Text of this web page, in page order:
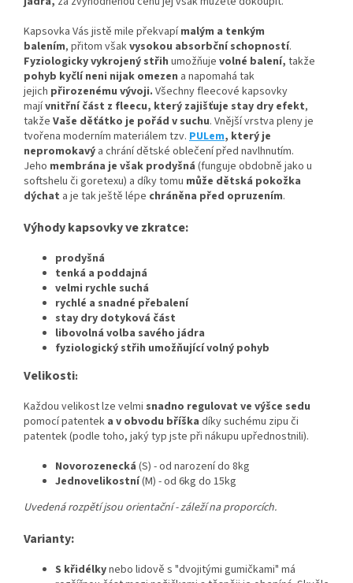
Kapsovka Vás jistě mile překvapímalým a tenkým
balením, přitom všakvysokou absorbční schopností.
Fyziologicky vykrojený střih umožňuje volné balení, takže
pohyb kyčlí neni nijak omezen a napomahá tak
jejich přirozenému vývoji. Všechny fleecové kapsovky
majívnitřní část z fleecu, který zajišťuje stay dry efekt,
takže Vaše děťátko je pořád v suchu. Vnější vrstva pleny je
tvořena moderním materiálem tzv. PULem, který je
nepromokavý a chrání dětské oblečení před navlhnutím.
Jeho membrána je však prodyšná (funguje obdobně jako u
softshelu či goretexu) a díky tomu může dětská pokožka
dýchat a je tak ještě lépe chráněna před opruzením.
Výhody kapsovky ve zkratce:
prodyšná
tenká a poddajná
velmi rychle suchá
rychlé a snadné přebalení
stay dry dotyková část
libovolná volba savého jádra
fyziologický střih umožňující volný pohyb
Velikosti:
Každou velikost lze velmi snadno regulovat ve výšce sedu
pomocí patentek a v obvodu bříška díky suchému zipu či
patentek (podle toho, jaký typ jste při nákupu upřednostnili).
Novorozenecká (S) - od narození do 8kg
Jednovelikostní(M) - od 6kg do 15kg
Uvedená rozpětí jsou orientační - záleží na proporcích.
Varianty:
S křidélkynebo lidově s "dvojitými gumičkami" má